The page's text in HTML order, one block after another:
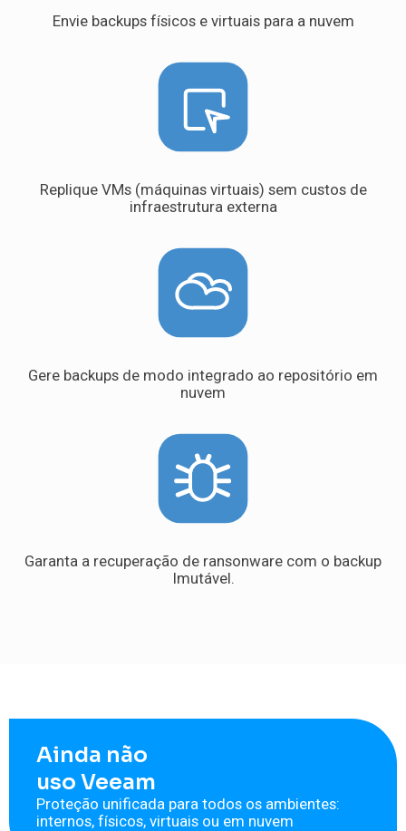
Envie backups físicos e virtuais para a nuvem
Replique VMs (máquinas virtuais) sem custos de
infraestrutura externa
Gere backups de modo integrado ao repositório em
nuvem
Garanta a recuperação de ransonware com o backup
Imutável.
Ainda não
uso Veeam
Proteção unificada para todos os ambientes:
internos, físicos, virtuais ou em nuvem